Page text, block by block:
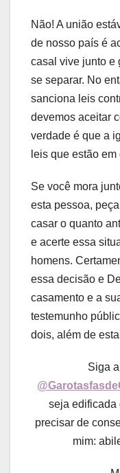
Não! A união
de nosso país é
casal vive junto e
se separar. No
sanciona leis
devemos aceitar
verdade é que a
leis que estão
Se você mora
esta pessoa,
casar o quanto
e acerte essa
homens.
essa decisão e
casamento e a
testemunho
dois, além de
Siga
seja edificada
precisar de
mim: